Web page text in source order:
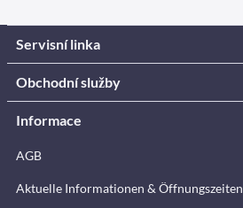
Servisní linka
Obchodní služby
Informace
AGB
Aktuelle Informationen & Öffnungszeiten